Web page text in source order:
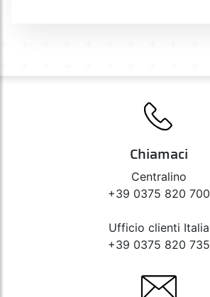
Chiamaci
Centralino
+39 0375 820 700
Ufficio clienti Italia
+39 0375 820 735